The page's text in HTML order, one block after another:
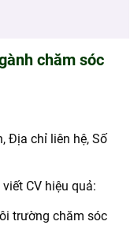
chăm sóc
Địa chỉ liên hệ, Số
CV hiệu quả:
trường chăm sóc